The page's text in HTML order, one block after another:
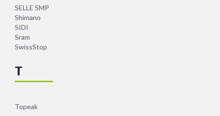
SELLE SMP
Shimano
SIDI
Sram
SwissStop
T
Topeak